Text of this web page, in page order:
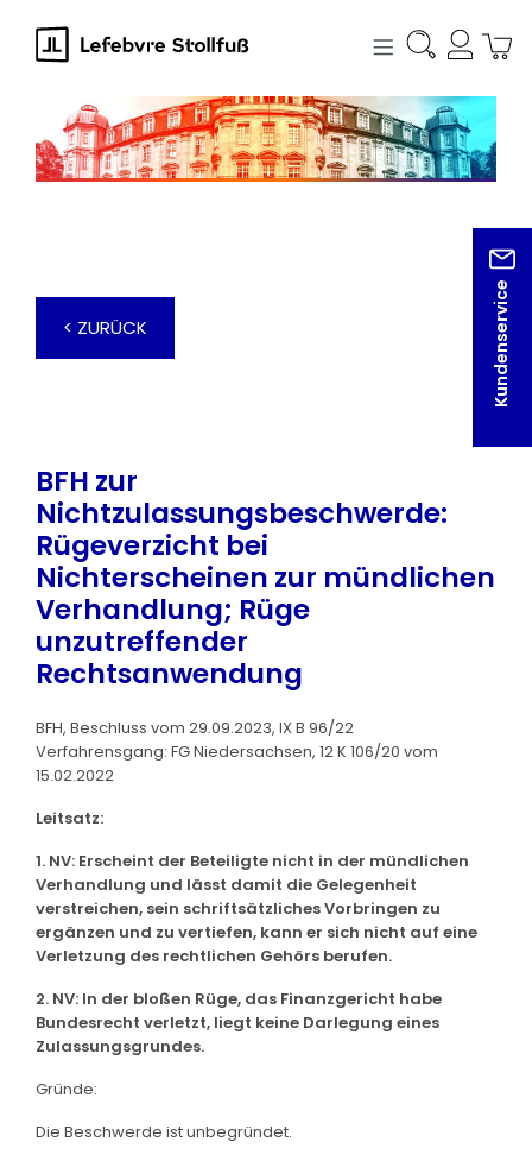
springen
Kundenservice
< ZURÜCK
BFH zur
Nichtzulassungsbeschwerde:
Rügeverzicht bei
Nichterscheinen zur mündlichen
Verhandlung; Rüge
unzutreffender
Rechtsanwendung
BFH, Beschluss vom 29.09.2023, IX B 96/22
Verfahrensgang: FG Niedersachsen, 12 K 106/20 vom
15.02.2022
Leitsatz:
1. NV: Erscheint der Beteiligte nicht in der mündlichen
Verhandlung und lässt damit die Gelegenheit
verstreichen, sein schriftsätzliches Vorbringen zu
ergänzen und zu vertiefen, kann er sich nicht auf eine
Verletzung des rechtlichen Gehörs berufen.
2. NV: In der bloßen Rüge, das Finanzgericht habe
Bundesrecht verletzt, liegt keine Darlegung eines
Zulassungsgrundes.
Gründe:
Die Beschwerde ist unbegründet.